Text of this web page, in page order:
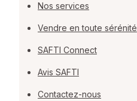
Nos services
Vendre en toute sérénité
SAFTI Connect
Avis SAFTI
Contactez-nous